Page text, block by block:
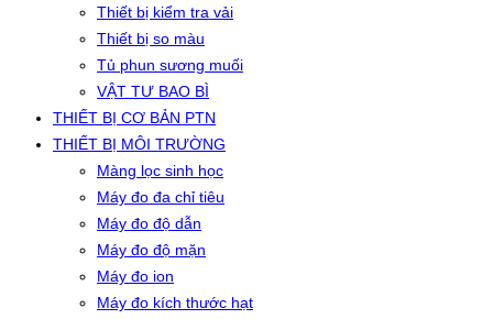
Thiết bị kiểm tra vải
Thiết bị so màu
Tủ phun sương muối
VẬT TƯ BAO BÌ
THIẾT BỊ CƠ BẢN PTN
THIẾT BỊ MÔI TRƯỜNG
Màng lọc sinh học
Máy đo đa chỉ tiêu
Máy đo độ dẫn
Máy đo độ mặn
Máy đo ion
Máy đo kích thước hạt